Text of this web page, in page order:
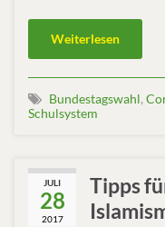
Weiterlesen
Bundestagswahl,
Schulsystem
JULI
28
2017
Tipps